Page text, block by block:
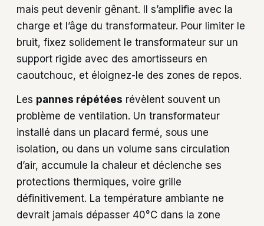
mais peut devenir gênant. Il s’amplifie avec la
charge et l’âge du transformateur. Pour limiter le
bruit, fixez solidement le transformateur sur un
support rigide avec des amortisseurs en
caoutchouc, et éloignez-le des zones de repos.
Les pannes répétées révèlent souvent un
problème de ventilation. Un transformateur
installé dans un placard fermé, sous une
isolation, ou dans un volume sans circulation
d’air, accumule la chaleur et déclenche ses
protections thermiques, voire grille
définitivement. La température ambiante ne
devrait jamais dépasser 40°C dans la zone